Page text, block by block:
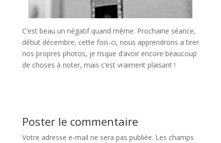
C’est beau un négatif quand même. Prochaine séance,
début décembre, cette fois-ci, nous apprendrons a tirer
nos propres photos, je risque d’avoir encore beaucoup
de choses à noter, mais c’est vraiment plaisant !
Poster le commentaire
Votre adresse e-mail ne sera pas publiée. Les champs